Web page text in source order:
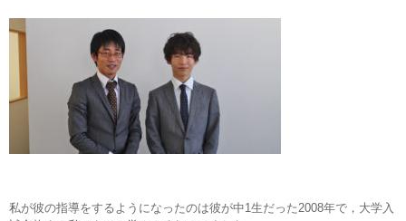
私が彼の指導をするようになったのは彼が中1生だった2008年で，大学入